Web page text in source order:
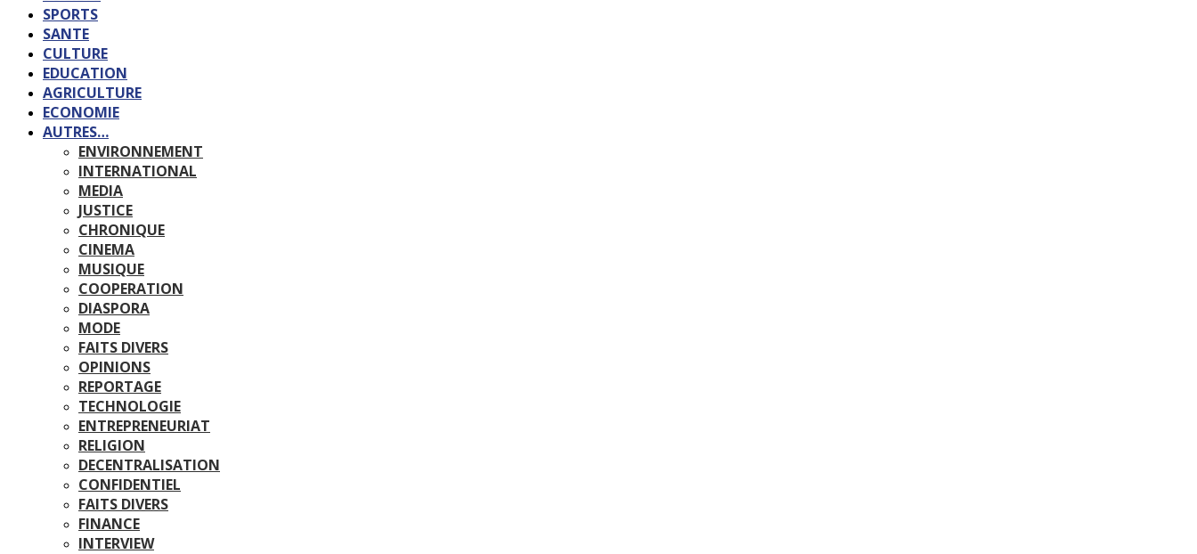
SPORTS
SANTE
CULTURE
EDUCATION
AGRICULTURE
ECONOMIE
AUTRES…
ENVIRONNEMENT
INTERNATIONAL
MEDIA
JUSTICE
CHRONIQUE
CINEMA
MUSIQUE
COOPERATION
DIASPORA
MODE
FAITS DIVERS
OPINIONS
REPORTAGE
TECHNOLOGIE
ENTREPRENEURIAT
RELIGION
DECENTRALISATION
CONFIDENTIEL
FAITS DIVERS
FINANCE
INTERVIEW